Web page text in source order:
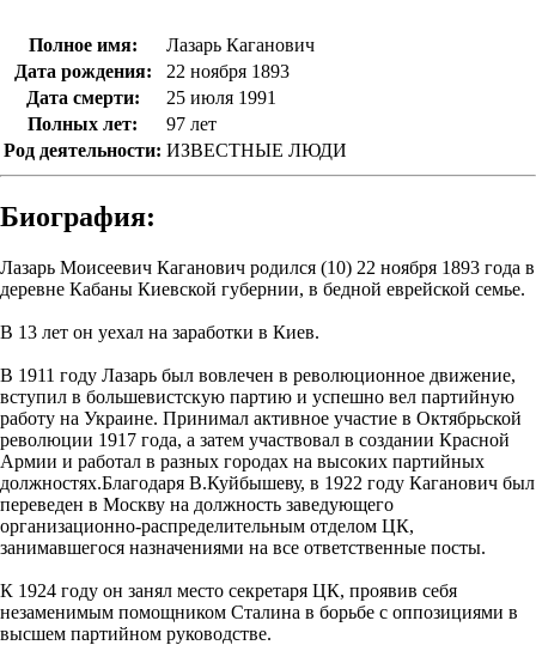
Полное имя:
Лазарь Каганович
Дата рождения:
22 ноября 1893
Дата смерти:
25 июля 1991
Полных лет:
97 лет
Род деятельности: ИЗВЕСТНЫЕ ЛЮДИ
Биография:
Лазарь Моисеевич Каганович родился (10) 22 ноября 1893 года в
деревне Кабаны Киевской губернии, в бедной еврейской семье.
В 13 лет он уехал на заработки в Киев.
В 1911 году Лазарь был вовлечен в революционное движение,
вступил в большевистскую партию и успешно вел партийную
работу на Украине. Принимал активное участие в Октябрьской
революции 1917 года, а затем участвовал в создании Красной
Армии и работал в разных городах на высоких партийных
должностях.Благодаря В.Куйбышеву, в 1922 году Каганович был
переведен в Москву на должность заведующего
организационно-распределительным отделом ЦК,
занимавшегося назначениями на все ответственные посты.
К 1924 году он занял место секретаря ЦК, проявив себя
незаменимым помощником Сталина в борьбе с оппозициями в
высшем партийном руководстве.